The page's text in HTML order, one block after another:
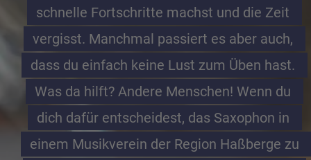
schnelle Fortschritte machst und die Zeit
vergisst. Manchmal passiert es aber auch,
dass du einfach keine Lust zum Üben hast.
Was da hilft? Andere Menschen! Wenn du
dich dafür entscheidest, das Saxophon in
einem Musikverein der Region Haßberge zu